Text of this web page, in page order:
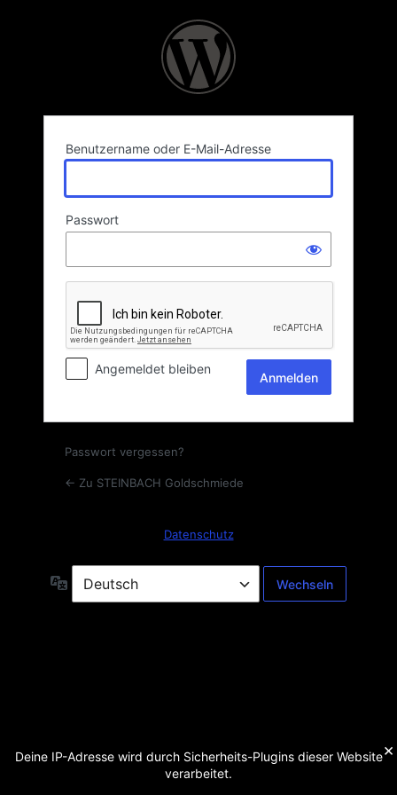
Benutzername oder E-Mail-Adresse
Passwort
Angemeldet bleiben
Passwort vergessen?
← Zu STEINBACH Goldschmiede
Datenschutz
Sprache
Deine IP-Adresse wird durch Sicherheits-Plugins dieser Website
verarbeitet.
×